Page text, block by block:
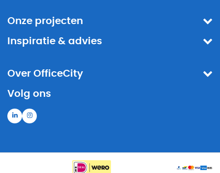
Onze projecten
Inspiratie & advies
Over OfficeCity
Volg ons